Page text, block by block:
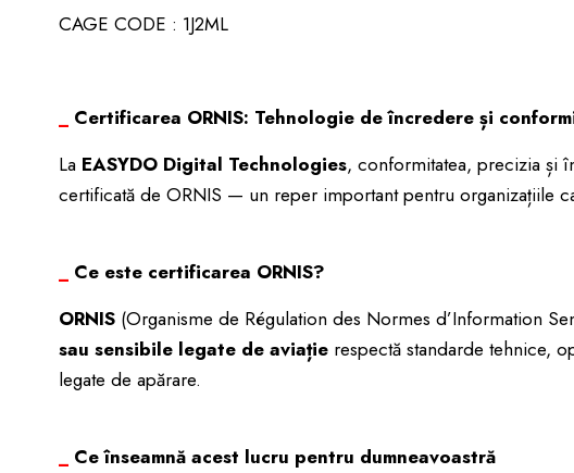
CAGE CODE : 1J2ML
_ Certificarea ORNIS: Tehnologie de încredere și
La EASYDO Digital Technologies, conformitatea, precizia și
certificată de ORNIS — un reper important pentru organizațiile
_ Ce este certificarea ORNIS?
ORNIS (Organisme de Régulation des Normes d’Information
sau sensibile legate de aviație respectă standarde tehnice,
legate de apărare.
_ Ce înseamnă acest lucru pentru dumneavoastră